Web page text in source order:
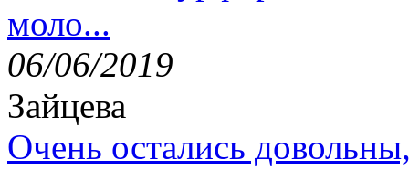
моло...
06/06/2019
Зайцева
Очень остались